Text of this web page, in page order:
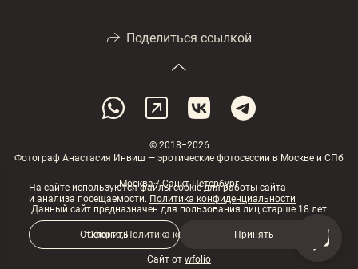
Поделиться ссылкой
© 2018−2026
Фотограф Анастасия Инвиш — эротические фотосессии в Москве и СПб
Москва / Санкт-Петербург
Данный сайт предназначен для пользования лиц старше 18 лет
Оферта,Политика конфиденциальности
Сайт от wfolio
На сайте используются файлы cookie для работы сайта
и анализа посещаемости. Политика конфиденциальности
Отклонить Принять